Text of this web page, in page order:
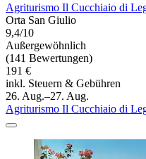
Agriturismo Il Cucchiaio di
Orta San Giulio
9,4/10
Außergewöhnlich
(141 Bewertungen)
191 €
inkl. Steuern & Gebühren
26. Aug.–27. Aug.
Agriturismo Il Cucchiaio di